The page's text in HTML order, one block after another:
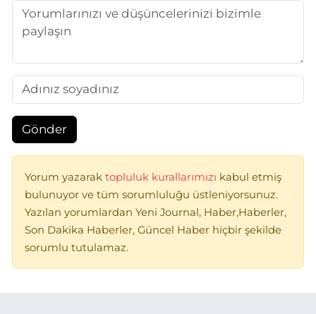
Gönder
Yorum yazarak topluluk kurallarımızı kabul etmiş
bulunuyor ve tüm sorumluluğu üstleniyorsunuz.
Yazılan yorumlardan Yeni Journal, Haber,Haberler,
Son Dakika Haberler, Güncel Haber hiçbir şekilde
sorumlu tutulamaz.